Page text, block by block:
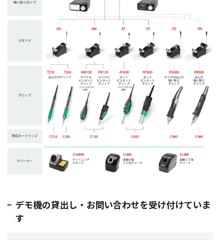
デモ機の貸出し・お問い合わせを受け付けていま
す